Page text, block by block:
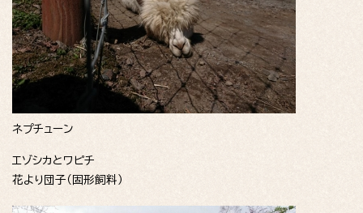
ネプチューン
エゾシカとワピチ
花より団子（固形飼料）